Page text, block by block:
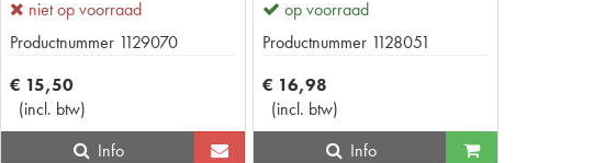
niet op voorraad
Productnummer 1129070
€ 15,50
(incl. btw)
Info
op voorraad
Productnummer 1128051
€ 16,98
(incl. btw)
Info